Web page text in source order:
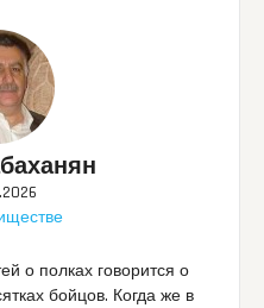
о полках говорится о
бойцов. Когда же в